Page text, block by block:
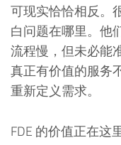
可现实恰恰相反。
白问题在哪里。他
流程慢，但未必能
真正有价值的服务
重新定义需求。
FDE 的价值正在这里